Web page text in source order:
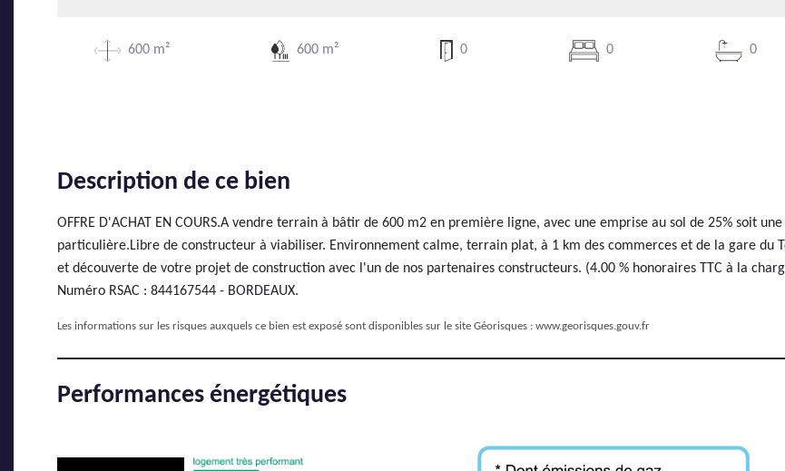
600 m² 600 m² 0 0 0
Description de ce bien
OFFRE D'ACHAT EN COURS.A vendre terrain à bâtir de 600 m2 en première ligne, avec une emprise au sol de 25% soit
particulière.Libre de constructeur à viabiliser. Environnement calme, terrain plat, à 1 km des commerces et de la gare du
et découverte de votre projet de construction avec l'un de nos partenaires constructeurs. (4.00 % honoraires TTC à la
Numéro RSAC : 844167544 - BORDEAUX.
Les informations sur les risques auxquels ce bien est exposé sont disponibles sur le site Géorisques : www.georisques.gouv.fr
Performances énergétiques